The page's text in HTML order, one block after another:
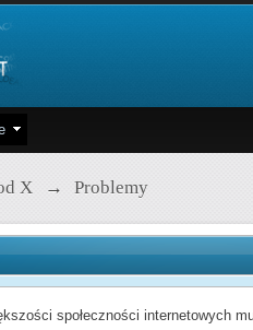
X → Problemy
społeczności internetowych